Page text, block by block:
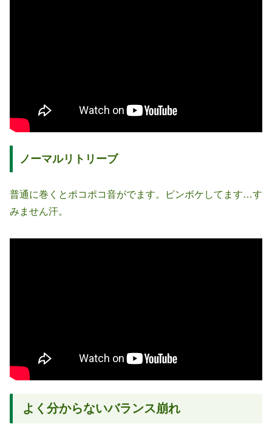
ノーマルリトリーブ
普通に巻くとポコポコ音がでます。ピンボケしてます…す
みません汗。
よく分からないバランス崩れ